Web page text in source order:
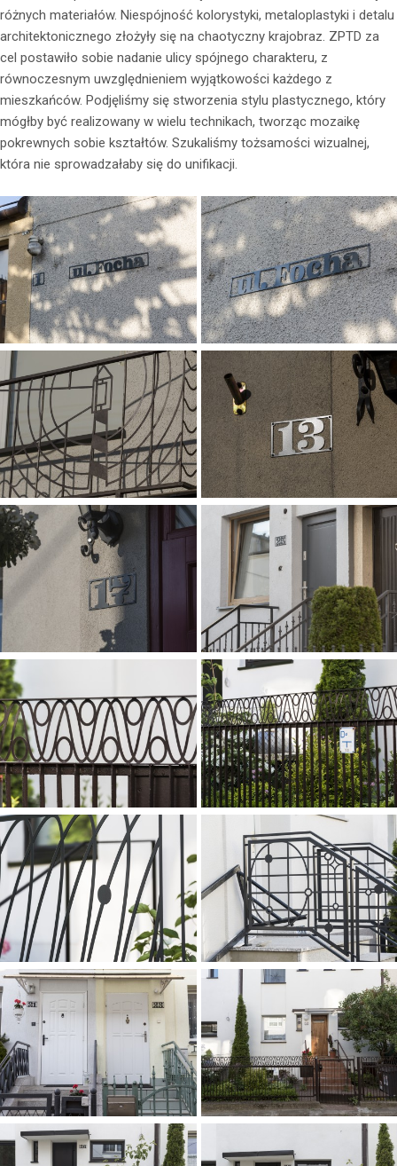
różnych materiałów. Niespójność kolorystyki, metaloplastyki i detalu
architektonicznego złożyły się na chaotyczny krajobraz. ZPTD za
cel postawiło sobie nadanie ulicy spójnego charakteru, z
równoczesnym uwzględnieniem wyjątkowości każdego z
mieszkańców. Podjęliśmy się stworzenia stylu plastycznego, który
mógłby być realizowany w wielu technikach, tworząc mozaikę
pokrewnych sobie kształtów. Szukaliśmy tożsamości wizualnej,
która nie sprowadzałaby się do unifikacji.